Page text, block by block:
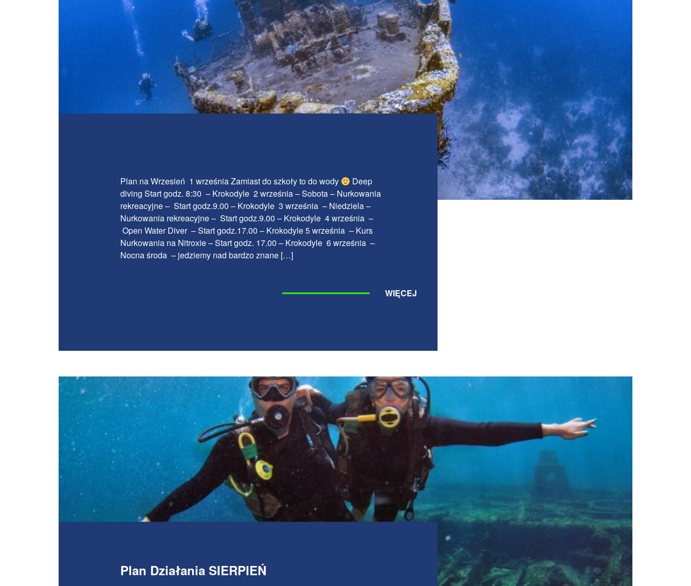
Plan na Wrzesień 1 września Zamiast do szkoły to do wody
Deep
diving Start godz. 8:30 – Krokodyle 2 września – Sobota – Nurkowania
rekreacyjne – Start godz.9.00 – Krokodyle 3 września – Niedziela –
Nurkowania rekreacyjne – Start godz.9.00 – Krokodyle 4 września –
Open Water Diver – Start godz.17.00 – Krokodyle 5 września – Kurs
Nurkowania na Nitroxie – Start godz. 17.00 – Krokodyle 6 września –
Nocna środa – jedziemy nad bardzo znane […]
WIĘCEJ
Plan Działania SIERPIEŃ